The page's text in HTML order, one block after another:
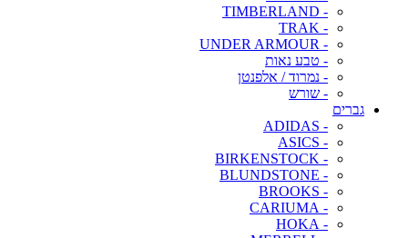
- TIMBERLAND
- TRAK
- UNDER ARMOUR
- טבע נאות
- נמרוד / אלפנטן
- שורש
גברים
- ADIDAS
- ASICS
- BIRKENSTOCK
- BLUNDSTONE
- BROOKS
- CARIUMA
- HOKA